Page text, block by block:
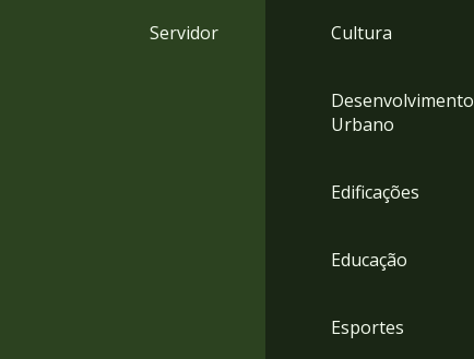
Servidor Cultura
Desenvolvimento
Urbano
Edificações
Educação
Esportes